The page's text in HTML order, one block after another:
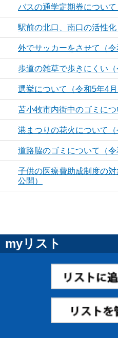
バスの通学定期券について
駅前の北口、南口の活性化
外でサッカーをさせて（令
歩道の雑草で歩きにくい（
選挙について（令和5年4月
苫小牧市内街中のゴミに
港まつりの花火について（
道路脇のゴミについて（令
子供の医療費助成制度の
公開）
myリスト